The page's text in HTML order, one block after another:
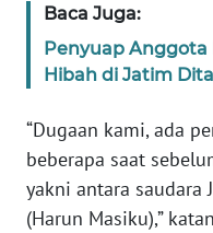
Baca Juga:
Penyuap Anggota
Hibah di Jatim
“Dugaan kami, ada
beberapa saat
yakni antara saudara
(Harun Masiku),”
WN
JABAR
WN
BANTEN
WN